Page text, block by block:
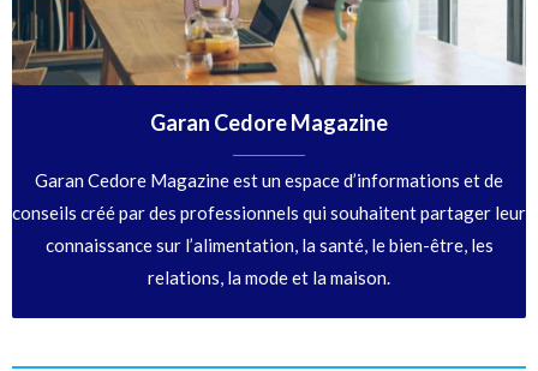
Garan Cedore Magazine
Garan Cedore Magazine est un espace d’informations et de
conseils créé par des professionnels qui souhaitent partager leur
connaissance sur l’alimentation, la santé, le bien-être, les
relations, la mode et la maison.